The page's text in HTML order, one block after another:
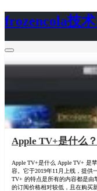
frozencola技
首页
Apple TV+是什么
Apple TV+是什么 Apple TV+ 是
容。它于2019年11月上线，提供
TV+ 的特点是所有的内容都是由
的订阅价格相对较低，且在购买